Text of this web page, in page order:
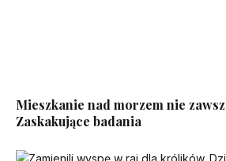
Mieszkanie nad morzem nie
Zaskakujące badania